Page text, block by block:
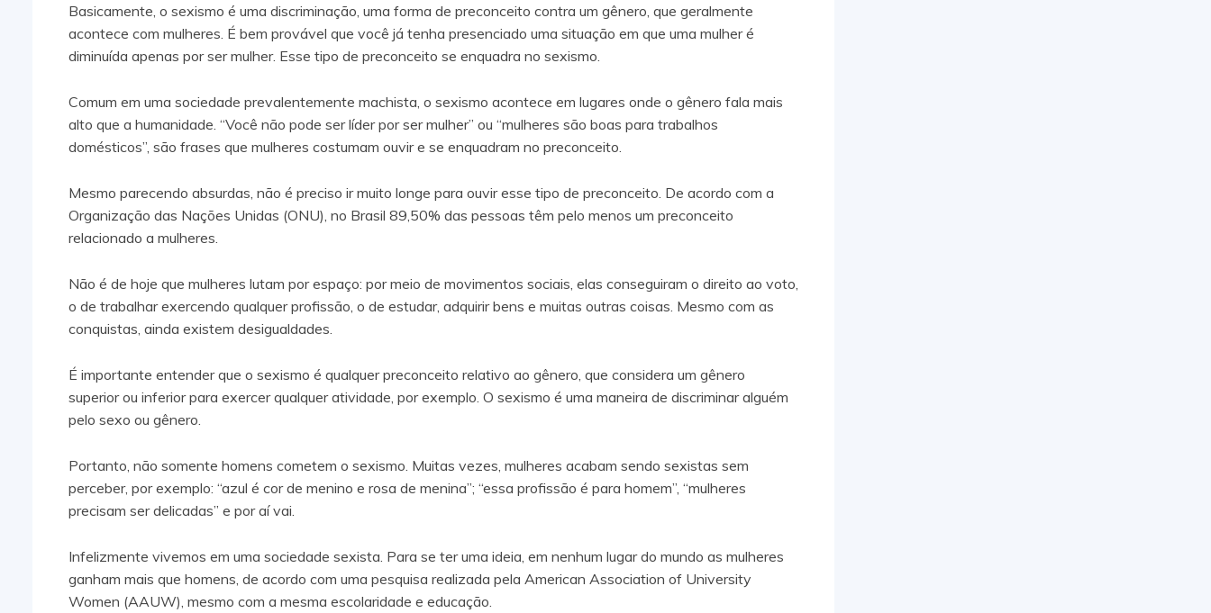
Basicamente, o sexismo é uma discriminação, uma forma de preconceito contra um gênero, que geralmente
acontece com mulheres. É bem provável que você já tenha presenciado uma situação em que uma mulher é
diminuída apenas por ser mulher. Esse tipo de preconceito se enquadra no sexismo.
Comum em uma sociedade prevalentemente machista, o sexismo acontece em lugares onde o gênero fala mais
alto que a humanidade. “Você não pode ser líder por ser mulher” ou “mulheres são boas para trabalhos
domésticos”, são frases que mulheres costumam ouvir e se enquadram no preconceito.
Mesmo parecendo absurdas, não é preciso ir muito longe para ouvir esse tipo de preconceito. De acordo com a
Organização das Nações Unidas (ONU), no Brasil 89,50% das pessoas têm pelo menos um preconceito
relacionado a mulheres.
Não é de hoje que mulheres lutam por espaço: por meio de movimentos sociais, elas conseguiram o direito ao voto,
o de trabalhar exercendo qualquer profissão, o de estudar, adquirir bens e muitas outras coisas. Mesmo com as
conquistas, ainda existem desigualdades.
É importante entender que o sexismo é qualquer preconceito relativo ao gênero, que considera um gênero
superior ou inferior para exercer qualquer atividade, por exemplo. O sexismo é uma maneira de discriminar alguém
pelo sexo ou gênero.
Portanto, não somente homens cometem o sexismo. Muitas vezes, mulheres acabam sendo sexistas sem
perceber, por exemplo: “azul é cor de menino e rosa de menina”; “essa profissão é para homem”, “mulheres
precisam ser delicadas” e por aí vai.
Infelizmente vivemos em uma sociedade sexista. Para se ter uma ideia, em nenhum lugar do mundo as mulheres
ganham mais que homens, de acordo com uma pesquisa realizada pela American Association of University
Women (AAUW), mesmo com a mesma escolaridade e educação.